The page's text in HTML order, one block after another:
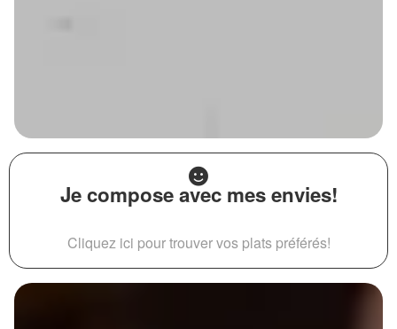
Je compose avec mes envies!
Cliquez ici pour trouver vos plats préférés!